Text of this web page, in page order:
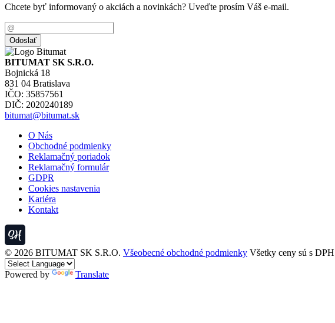
Chcete byť informovaný o akciách a novinkách? Uveďte prosím Váš e-mail.
BITUMAT SK S.R.O.
Bojnická 18
831 04 Bratislava
IČO: 35857561
DIČ: 2020240189
bitumat@bitumat.sk
O Nás
Obchodné podmienky
Reklamačný poriadok
Reklamačný formulár
GDPR
Cookies nastavenia
Kariéra
Kontakt
© 2026 BITUMAT SK S.R.O. Všeobecné obchodné podmienky Všetky ceny sú s
Powered by Translate